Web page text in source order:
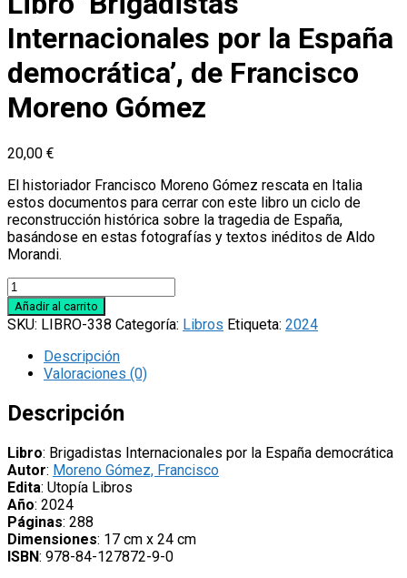
Internacionales por la España
democrática’, de Francisco
Moreno Gómez
20,00 €
El historiador Francisco Moreno Gómez rescata en Italia
estos documentos para cerrar con este libro un ciclo de
reconstrucción histórica sobre la tragedia de España,
basándose en estas fotografías y textos inéditos de Aldo
Morandi.
Libro
'Brigadistas
Internacionales
España
de
Francisco
Gómez
cantidad
Añadir al carrito
SKU: LIBRO-338 Categoría: Libros Etiqueta: 2024
Descripción
Valoraciones (0)
Descripción
Libro: Brigadistas Internacionales por la España democrática
Autor: Moreno Gómez, Francisco
Edita: Utopía Libros
Año: 2024
Páginas: 288
Dimensiones: 17 cm x 24 cm
ISBN: 978-84-127872-9-0